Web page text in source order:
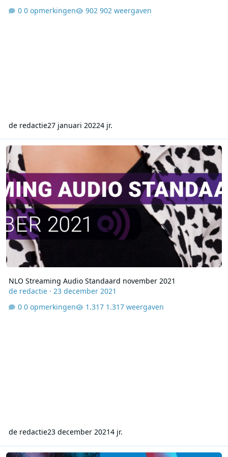
0 opmerkingen
902 weergaven
de redactie27 januari 20224 jr.
NLO Streaming Audio Standaard november 2021
NLO Streaming Audio Standaard november 2021
de redactie· 23 december 2021
0 opmerkingen
1.317 weergaven
de redactie23 december 20214 jr.
NLO Streaming Audio Standaard oktober 2021